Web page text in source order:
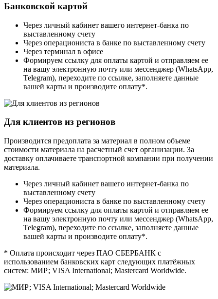
Банковской картой
Через личный кабинет вашего интернет-банка по
выставленному счету
Через операциониста в банке по выставленному счету
Через терминал в офисе
Формируем ссылку для оплаты картой и отправляем ее
на вашу электронную почту или мессенджер (WhatsApp,
Telegram), переходите по ссылке, заполняете данные
вашей карты и производите оплату*.
Для клиентов из регионов
Производится предоплата за материал в полном объеме
стоимости материала на расчетный счет организации. За
доставку оплачиваете транспортной компании при получении
материала.
Через личный кабинет вашего интернет-банка по
выставленному счету
Через операциониста в банке по выставленному счету
Формируем ссылку для оплаты картой и отправляем ее
на вашу электронную почту или мессенджер (WhatsApp,
Telegram), переходите по ссылке, заполняете данные
вашей карты и производите оплату*.
* Оплата происходит через ПАО СБЕРБАНК с
использованием банковских карт следующих платёжных
систем: МИР; VISA International; Mastercard Worldwide.